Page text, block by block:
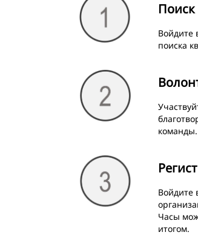
Поиск
Войдите
поиска
команды.
Войдите
Часы
итогом.